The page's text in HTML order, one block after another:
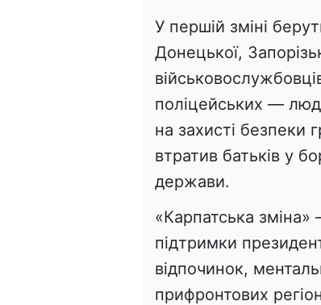
У першій зміні
Донецької,
поліцейських —
на захисті безпеки
втратив батьків у
держави.
«Карпатська
підтримки
відпочинок,
прифронтових